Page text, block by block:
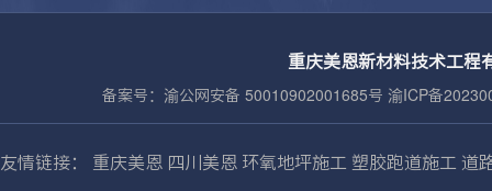
重庆美恩新材料技术工程
备案号： 渝公网安备 50010902001685号 渝ICP备
友情链接： 重庆美恩 四川美恩 环氧地坪施工 塑胶跑道施工 道